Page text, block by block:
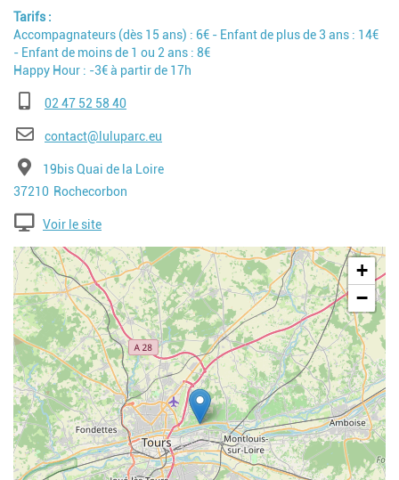
Tarifs
Accompagnateurs (dès 15 ans) : 6€ - Enfant de plus de 3 ans : 14€
- Enfant de moins de 1 ou 2 ans : 8€
Happy Hour : -3€ à partir de 17h
Téléphone02 47 52 58 40
E-mailcontact@luluparc.eu
Adresse19bis Quai de la Loire
Code postal
37210 Ville
Rochecorbon
Voir le site
Geolocalisation
+
−